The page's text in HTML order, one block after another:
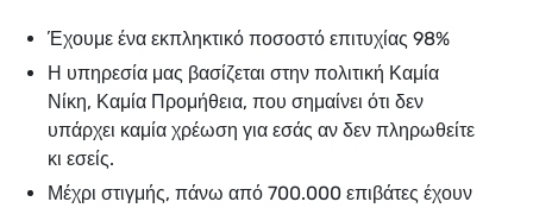
Έχουμε ένα εκπληκτικό ποσοστό επιτυχίας 98%
Η υπηρεσία μας βασίζεται στην πολιτική Καμία
Νίκη, Καμία Προμήθεια, που σημαίνει ότι δεν
υπάρχει καμία χρέωση για εσάς αν δεν πληρωθείτε
κι εσείς.
Μέχρι στιγμής, πάνω από 700.000 επιβάτες έχουν